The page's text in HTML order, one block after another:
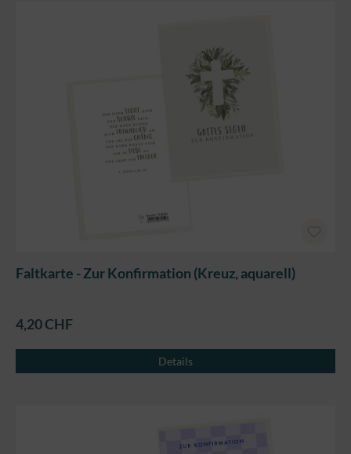
Faltkarte - Zur Konfirmation (Kreuz, aquarell)
4,20 CHF
Details